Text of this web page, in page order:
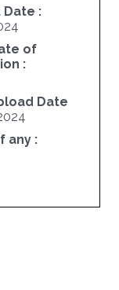
:
of
:
Date
any :